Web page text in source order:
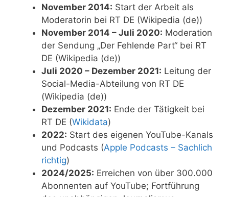
November 2014: Start der Arbeit als
Moderatorin bei RT DE (Wikipedia (de))
November 2014 – Juli 2020: Moderation
der Sendung „Der Fehlende Part“ bei RT
DE (Wikipedia (de))
Juli 2020 – Dezember 2021: Leitung der
Social-Media-Abteilung von RT DE
(Wikipedia (de))
Dezember 2021: Ende der Tätigkeit bei
RT DE (Wikidata)
2022: Start des eigenen YouTube-Kanals
und Podcasts (Apple Podcasts – Sachlich
richtig)
2024/2025: Erreichen von über 300.000
Abonnenten auf YouTube; Fortführung